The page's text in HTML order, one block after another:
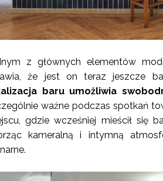
z głównych elementów
że jest on teraz jeszcze
baru umożliwia
ważne podczas spotkań
gdzie wcześniej mieścił się
kameralną i intymną